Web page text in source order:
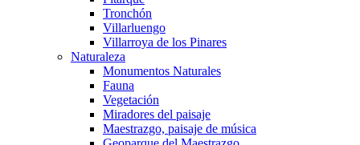
Tronchón
Villarluengo
Villarroya de los Pinares
Naturaleza
Monumentos Naturales
Fauna
Vegetación
Miradores del paisaje
Maestrazgo, paisaje de música